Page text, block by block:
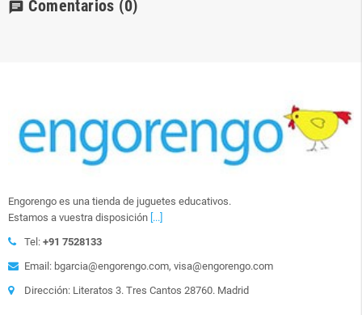
chat Comentarios (0)
Engorengo es una tienda de juguetes educativos.
Estamos a vuestra disposición [...]
Tel: +91 7528133
Email: bgarcia@engorengo.com, visa@engorengo.com
Dirección: Literatos 3. Tres Cantos 28760. Madrid